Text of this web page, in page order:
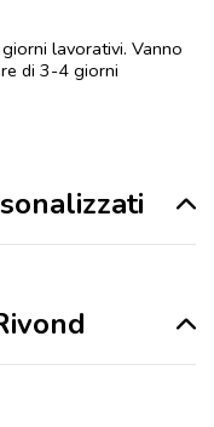
lavorativi. Vanno
di 3-4 giorni